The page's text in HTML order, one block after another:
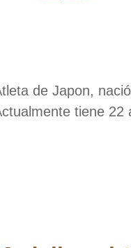
de Japon,
tiene 22